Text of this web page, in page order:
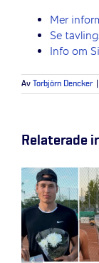
Mer
Se
Info om
Av Torbjörn Dencker
Relaterade